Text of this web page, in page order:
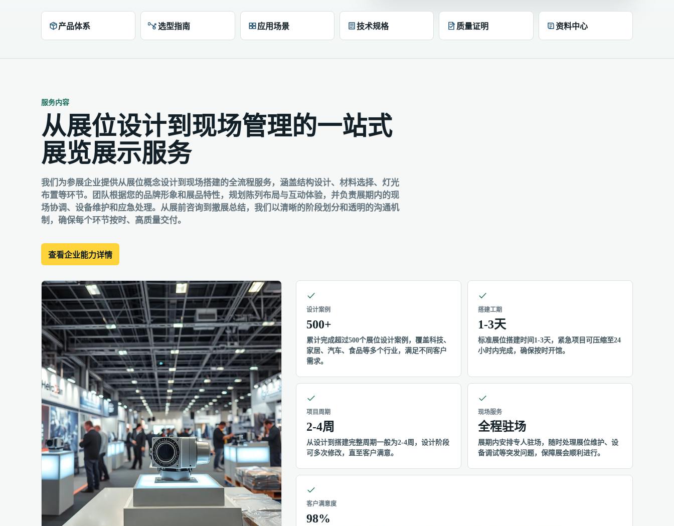
产品体系 选型指南 应用场景 技术规格 质量证明 资料中心
服务内容
从展位设计到现场管理的一站式
展览展示服务
我们为参展企业提供从展位概念设计到现场搭建的全流程服务，涵盖结构设计、材料选择、灯光
布置等环节。团队根据您的品牌形象和展品特性，规划陈列布局与互动体验，并负责展期内的现
场协调、设备维护和应急处理。从展前咨询到撤展总结，我们以清晰的阶段划分和透明的沟通机
制，确保每个环节按时、高质量交付。
查看企业能力详情
设计案例
500+
累计完成超过500个展位设计案例，覆盖科技、
家居、汽车、食品等多个行业，满足不同客户
需求。
搭建工期
1-3天
标准展位搭建时间1-3天，紧急项目可压缩至24
小时内完成，确保按时开馆。
项目周期
2-4周
从设计到搭建完整周期一般为2-4周，设计阶段
可多次修改，直至客户满意。
现场服务
全程驻场
展期内安排专人驻场，随时处理展位维护、设
备调试等突发问题，保障展会顺利进行。
客户满意度
98%